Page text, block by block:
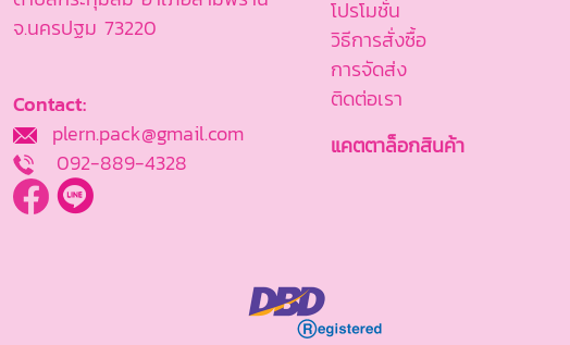
จ.นครปฐม 73220
Contact:
plern.pack@gmail.com
092-889-4328
โปรโมชั่น
วิธีการสั่งซื้อ
การจัดส่ง
ติดต่อเรา
แคตตาล็อกสินค้า